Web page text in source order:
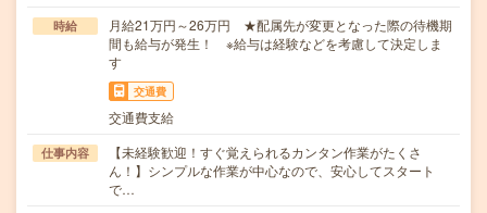
時給
月給21万円～26万円 ★配属先が変更となった際の待機期
間も給与が発生！ ※給与は経験などを考慮して決定しま
す
交通費
交通費支給
仕事内容
【未経験歓迎！すぐ覚えられるカンタン作業がたくさ
ん！】シンプルな作業が中心なので、安心してスタート
で…